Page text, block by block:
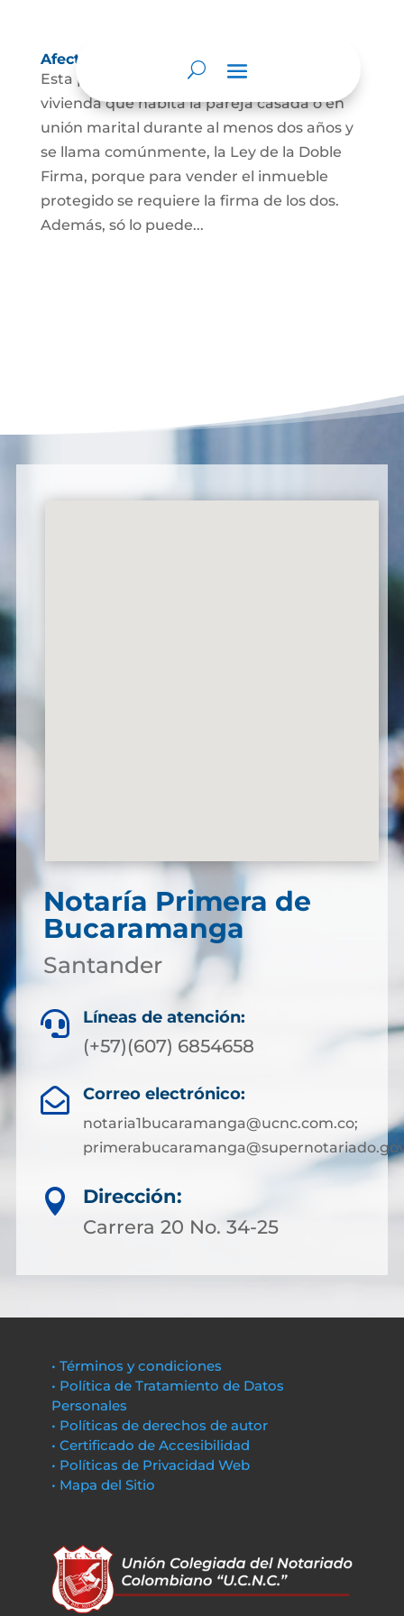
Afectación a Vivienda familiar
Esta protección la ordena la ley sobre la
vivienda que habita la pareja casada o en
unión marital durante al menos dos años y
se llama comúnmente, la Ley de la Doble
Firma, porque para vender el inmueble
protegido se requiere la firma de los dos.
Además, só lo puede...
Notaría Primera de
Bucaramanga
Santander
 Líneas de atención:
(+57)(607) 6854658
 Correo electrónico:
notaria1bucaramanga@ucnc.com.co;

Dirección:
Carrera 20 No. 34-25
• Términos y condiciones
• Política de Tratamiento de Datos
Personales
• Políticas de derechos de autor
• Certificado de Accesibilidad
• Políticas de Privacidad Web
• Mapa del Sitio